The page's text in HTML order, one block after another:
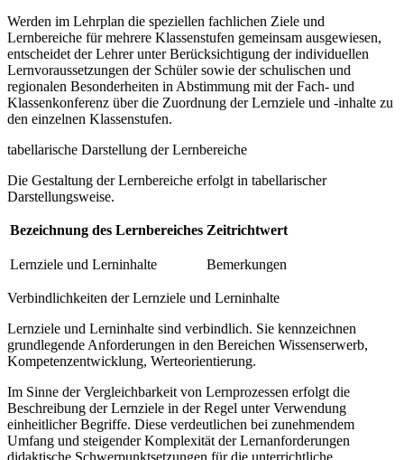
Werden im Lehrplan die speziellen fachlichen Ziele und
Lernbereiche für mehrere Klassenstufen gemeinsam ausgewiesen,
entscheidet der Lehrer unter Berücksichtigung der individuellen
Lernvoraussetzungen der Schüler sowie der schulischen und
regionalen Besonderheiten in Abstimmung mit der Fach- und
Klassenkonferenz über die Zuordnung der Lernziele und -inhalte zu
den einzelnen Klassenstufen.
tabellarische Darstellung der Lernbereiche
Die Gestaltung der Lernbereiche erfolgt in tabellarischer
Darstellungsweise.
Bezeichnung des Lernbereiches Zeitrichtwert
Lernziele und Lerninhalte Bemerkungen
Verbindlichkeiten der Lernziele und Lerninhalte
Lernziele und Lerninhalte sind verbindlich. Sie kennzeichnen
grundlegende Anforderungen in den Bereichen Wissenserwerb,
Kompetenzentwicklung, Werteorientierung.
Im Sinne der Vergleichbarkeit von Lernprozessen erfolgt die
Beschreibung der Lernziele in der Regel unter Verwendung
einheitlicher Begriffe. Diese verdeutlichen bei zunehmendem
Umfang und steigender Komplexität der Lernanforderungen